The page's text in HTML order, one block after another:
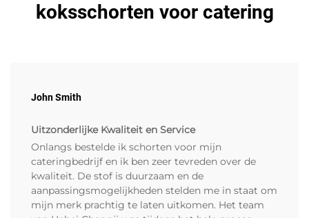
koksschorten voor catering
John Smith
Uitzonderlijke Kwaliteit en Service
Onlangs bestelde ik schorten voor mijn
cateringbedrijf en ik ben zeer tevreden over de
kwaliteit. De stof is duurzaam en de
aanpassingsmogelijkheden stelden me in staat om
mijn merk prachtig te laten uitkomen. Het team